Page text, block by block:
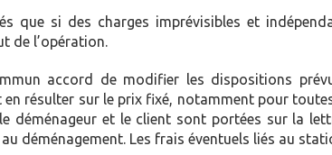
que si des charges imprévisibles et
de l’opération.
accord de modifier les dispositions
résulter sur le prix fixé, notamment pour
déménageur et le client sont portées sur la
déménagement. Les frais éventuels liés au